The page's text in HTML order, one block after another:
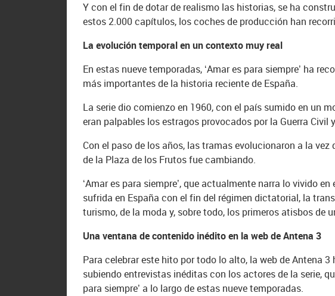
Y con el fin de dotar de realismo las historias, se ha
estos 2.000 capítulos, los coches de producción han
La evolución temporal en un contexto muy real
En estas nueve temporadas, ‘Amar es para siempre’ ha
más importantes de la historia reciente de España.
La serie dio comienzo en 1960, con el país sumido en un
eran palpables los estragos provocados por la Guerra
Con el paso de los años, las tramas evolucionaron a la
de la Plaza de los Frutos fue cambiando.
‘Amar es para siempre’, que actualmente narra lo vivido
sufrida en España con el fin del régimen dictatorial, la
turismo, de la moda y, sobre todo, los primeros atisbos de
Una ventana de contenido inédito en la web de Antena 3
Para celebrar este hito por todo lo alto, la web de Antena
subiendo entrevistas inéditas con los actores de la serie,
para siempre’ a lo largo de estas nueve temporadas.